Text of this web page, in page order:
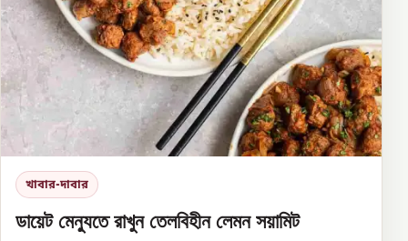
খাবার-দাবার
ডায়েট মেন্যুতে রাখুন তেলবিহীন লেমন সয়ামিট